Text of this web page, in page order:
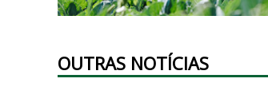
OUTRAS NOTÍCIAS